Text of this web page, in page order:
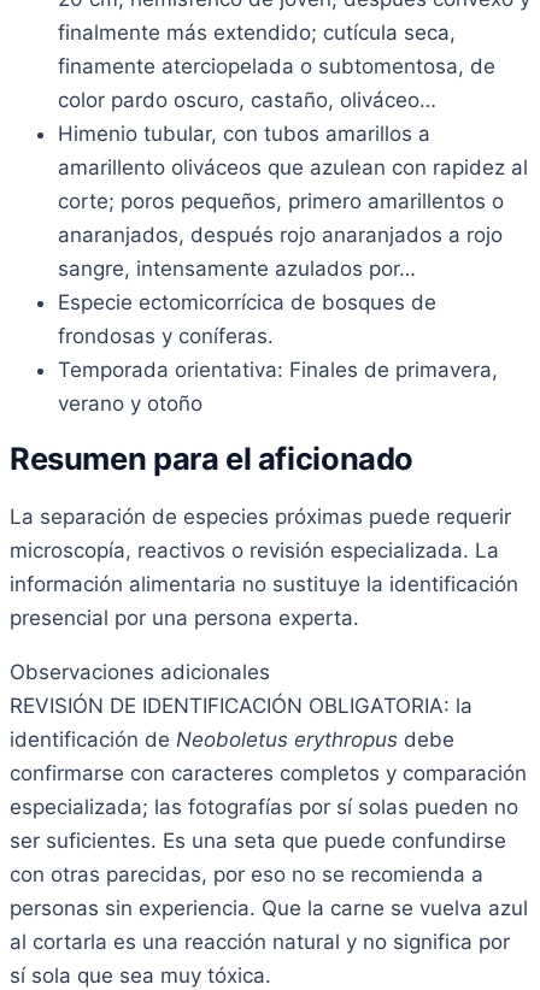
finalmente más extendido; cutícula seca,
finamente aterciopelada o subtomentosa, de
color pardo oscuro, castaño, oliváceo…
Himenio tubular, con tubos amarillos a
amarillento oliváceos que azulean con rapidez al
corte; poros pequeños, primero amarillentos o
anaranjados, después rojo anaranjados a rojo
sangre, intensamente azulados por…
Especie ectomicorrícica de bosques de
frondosas y coníferas.
Temporada orientativa: Finales de primavera,
verano y otoño
Resumen para el aficionado
La separación de especies próximas puede requerir
microscopía, reactivos o revisión especializada. La
información alimentaria no sustituye la identificación
presencial por una persona experta.
Observaciones adicionales
REVISIÓN DE IDENTIFICACIÓN OBLIGATORIA: la
identificación de Neoboletus erythropus debe
confirmarse con caracteres completos y comparación
especializada; las fotografías por sí solas pueden no
ser suficientes. Es una seta que puede confundirse
con otras parecidas, por eso no se recomienda a
personas sin experiencia. Que la carne se vuelva azul
al cortarla es una reacción natural y no significa por
sí sola que sea muy tóxica.